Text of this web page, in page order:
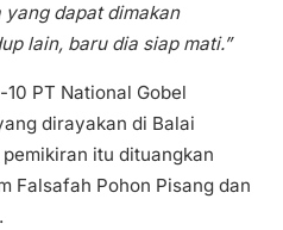
dapat dimakan
lain, baru dia siap mati.”
PT National Gobel
dirayakan di Balai
itu dituangkan
Falsafah Pohon Pisang dan